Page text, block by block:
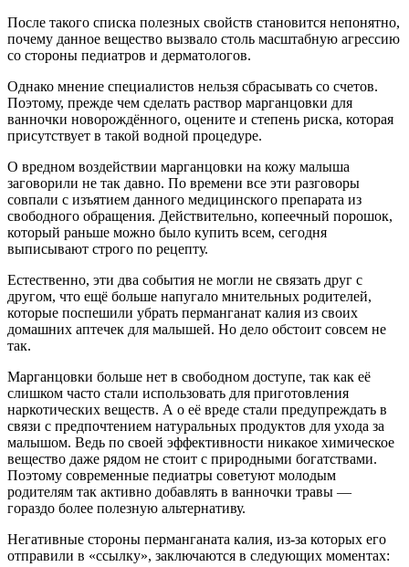
После такого списка полезных свойств становится непонятно,
почему данное вещество вызвало столь масштабную агрессию
со стороны педиатров и дерматологов.
Однако мнение специалистов нельзя сбрасывать со счетов.
Поэтому, прежде чем сделать раствор марганцовки для
ванночки новорождённого, оцените и степень риска, которая
присутствует в такой водной процедуре.
О вредном воздействии марганцовки на кожу малыша
заговорили не так давно. По времени все эти разговоры
совпали с изъятием данного медицинского препарата из
свободного обращения. Действительно, копеечный порошок,
который раньше можно было купить всем, сегодня
выписывают строго по рецепту.
Естественно, эти два события не могли не связать друг с
другом, что ещё больше напугало мнительных родителей,
которые поспешили убрать перманганат калия из своих
домашних аптечек для малышей. Но дело обстоит совсем не
так.
Марганцовки больше нет в свободном доступе, так как её
слишком часто стали использовать для приготовления
наркотических веществ. А о её вреде стали предупреждать в
связи с предпочтением натуральных продуктов для ухода за
малышом. Ведь по своей эффективности никакое химическое
вещество даже рядом не стоит с природными богатствами.
Поэтому современные педиатры советуют молодым
родителям так активно добавлять в ванночки травы —
гораздо более полезную альтернативу.
Негативные стороны перманганата калия, из-за которых его
отправили в «ссылку», заключаются в следующих моментах: